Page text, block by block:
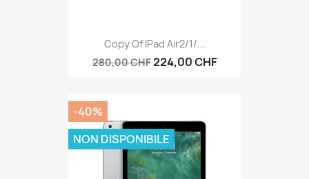
Copy Of IPad Air2/1/...
280,00 CHF224,00 CHF
-40%
NON DISPONIBILE